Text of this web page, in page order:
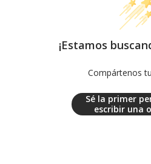
¡Estamos
Compártenos
Sé la primer
escribir una